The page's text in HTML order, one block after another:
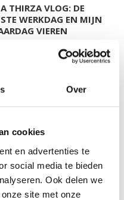
Over
cookies
en advertenties te
social media te bieden
Ook delen we
site met onze
THIRZA VLOG: DE
WERKDAG EN MIJN
VIEREN
THIRZA VLOG: HET IS
THIRZA VLOG: OP
& TWEE ZIEKE